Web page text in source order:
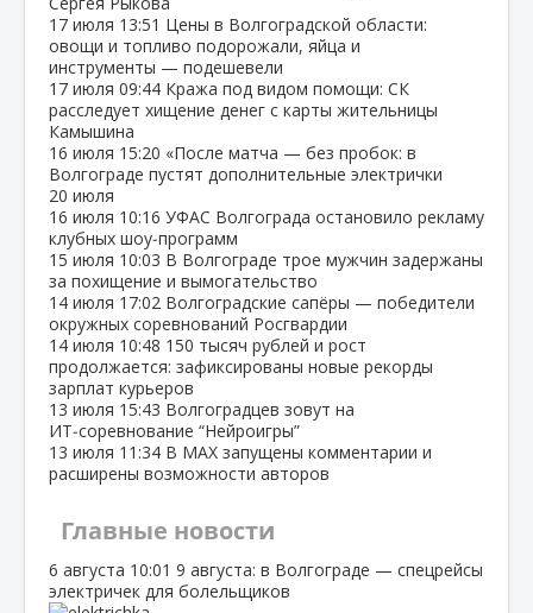
17 июля 13:51 Цены в Волгоградской области:
овощи и топливо подорожали, яйца и
инструменты — подешевели
17 июля 09:44 Кража под видом помощи: СК
расследует хищение денег с карты жительницы
Камышина
16 июля 15:20 «После матча — без пробок: в
Волгограде пустят дополнительные электрички
20 июля
16 июля 10:16 УФАС Волгограда остановило рекламу
клубных шоу‑программ
15 июля 10:03 В Волгограде трое мужчин задержаны
за похищение и вымогательство
14 июля 17:02 Волгоградские сапёры — победители
окружных соревнований Росгвардии
14 июля 10:48 150 тысяч рублей и рост
продолжается: зафиксированы новые рекорды
зарплат курьеров
13 июля 15:43 Волгоградцев зовут на
ИТ‑соревнование “Нейроигры”
13 июля 11:34 В МАХ запущены комментарии и
расширены возможности авторов
Главные новости
6 августа 10:01 9 августа: в Волгограде — спецрейсы
электричек для болельщиков